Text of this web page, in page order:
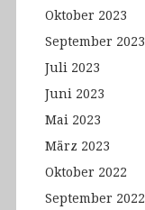
Oktober 2023
September 2023
Juli 2023
Juni 2023
Mai 2023
März 2023
Oktober 2022
September 2022